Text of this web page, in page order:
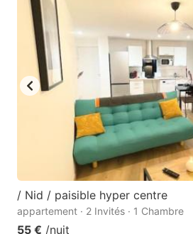
/ Nid / paisible hyper centre
appartement · 2 Invités · 1 Chambre
55 € /nuit